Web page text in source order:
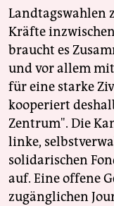
Landtagswahlen
Kräfte
braucht es
und vor allem
für eine starke
kooperiert
Zentrum". Die
linke,
solidarischen
auf. Eine offene
zugänglichen